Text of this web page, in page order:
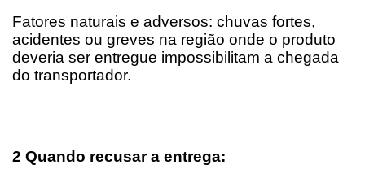
Fatores naturais e adversos: chuvas fortes,
acidentes ou greves na região onde o produto
deveria ser entregue impossibilitam a chegada
do transportador.
2 Quando recusar a entrega: